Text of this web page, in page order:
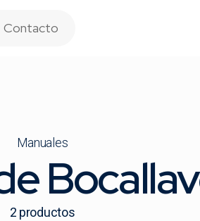
Contacto
Manuales
2 productos